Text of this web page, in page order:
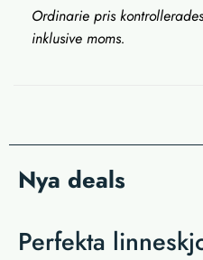
Ordinarie pris
inklusive moms.
Nya deals
Perfekta